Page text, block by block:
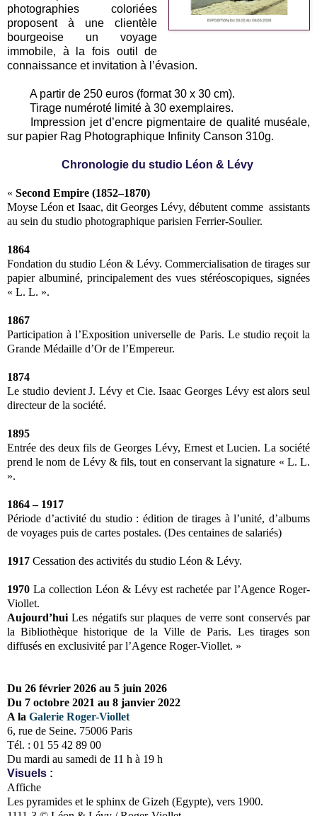
photographies coloriées
proposent à une clientèle
bourgeoise un voyage
immobile, à la fois outil de
connaissance et invitation à l’évasion.
A partir de 250 euros (format 30 x 30 cm).
Tirage numéroté limité à 30 exemplaires.
Impression jet d’encre pigmentaire de qualité muséale,
sur papier Rag Photographique Infinity Canson 310g.
Chronologie du studio Léon & Lévy
« Second Empire (1852–1870)
Moyse Léon et Isaac, dit Georges Lévy, débutent comme assistants
au sein du studio photographique parisien Ferrier-Soulier.
1864
Fondation du studio Léon & Lévy. Commercialisation de tirages sur
papier albuminé, principalement des vues stéréoscopiques, signées
« L. L. ».
1867
Participation à l’Exposition universelle de Paris. Le studio reçoit la
Grande Médaille d’Or de l’Empereur.
1874
Le studio devient J. Lévy et Cie. Isaac Georges Lévy est alors seul
directeur de la société.
1895
Entrée des deux fils de Georges Lévy, Ernest et Lucien. La société
prend le nom de Lévy & fils, tout en conservant la signature « L. L.
».
1864 – 1917
Période d’activité du studio : édition de tirages à l’unité, d’albums
de voyages puis de cartes postales. (Des centaines de salariés)
1917 Cessation des activités du studio Léon & Lévy.
1970 La collection Léon & Lévy est rachetée par l’Agence Roger-
Viollet.
Aujourd’huiLes négatifs sur plaques de verre sont conservés par
la Bibliothèque historique de la Ville de Paris. Les tirages son
diffusés en exclusivité par l’Agence Roger-Viollet. »
Du 26 février 2026 au 5 juin 2026
Du 7 octobre 2021 au 8 janvier 2022
A la Galerie Roger-Viollet
6, rue de Seine. 75006 Paris
Tél. : 01 55 42 89 00
Du mardi au samedi de 11 h à 19 h
Visuels :
Affiche
Les pyramides et le sphinx de Gizeh (Egypte), vers 1900.